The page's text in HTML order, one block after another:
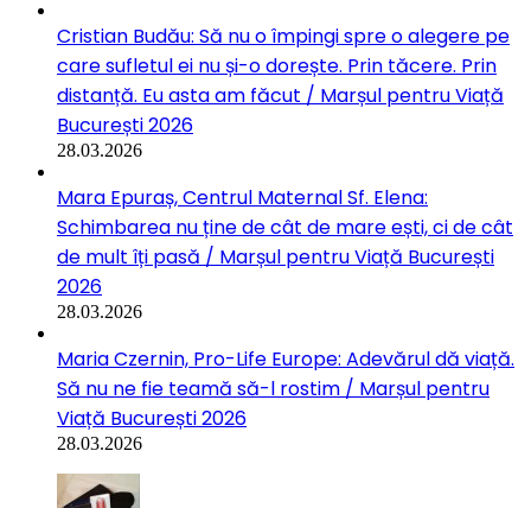
Cristian Budău: Să nu o împingi spre o alegere pe
care sufletul ei nu și-o dorește. Prin tăcere. Prin
distanță. Eu asta am făcut / Marșul pentru Viață
București 2026
28.03.2026
Mara Epuraș, Centrul Maternal Sf. Elena:
Schimbarea nu ține de cât de mare ești, ci de cât
de mult îți pasă / Marșul pentru Viață București
2026
28.03.2026
Maria Czernin, Pro-Life Europe: Adevărul dă viață.
Să nu ne fie teamă să-l rostim / Marșul pentru
Viață București 2026
28.03.2026